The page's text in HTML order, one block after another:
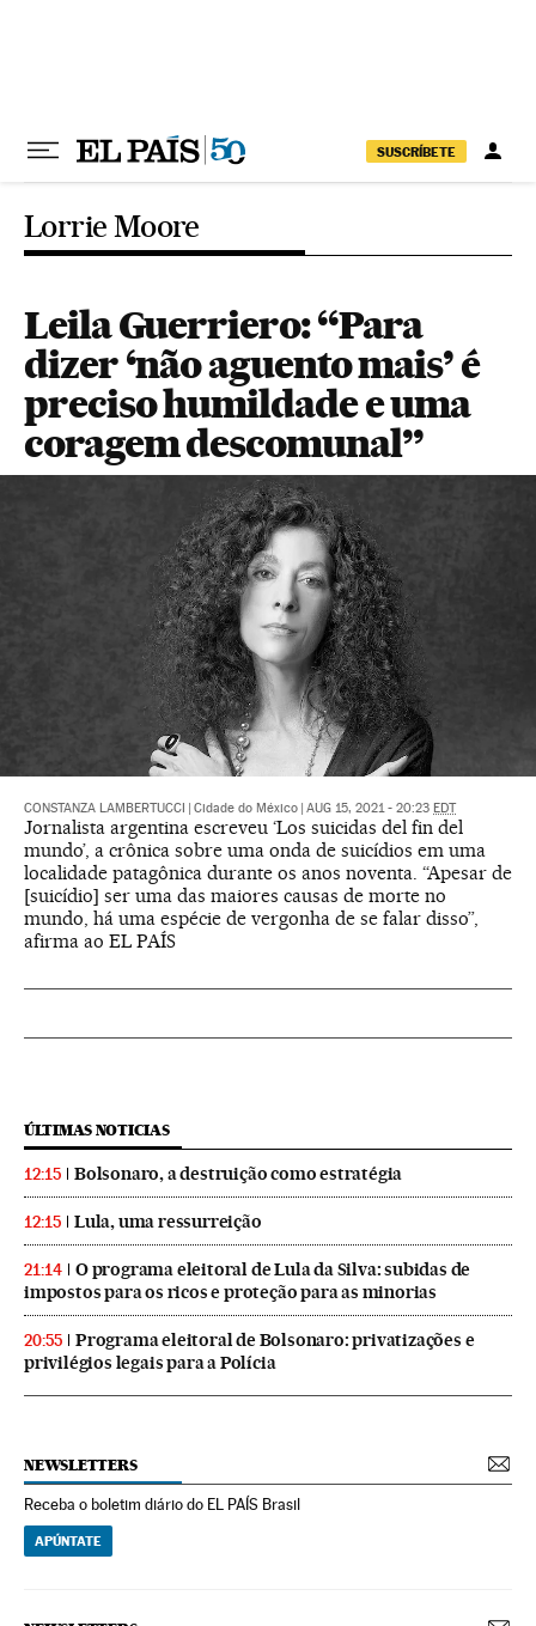
SUSCRÍBETE
Lorrie Moore
Leila Guerriero: “Para
dizer ‘não aguento mais’ é
preciso humildade e uma
coragem descomunal”
CONSTANZA LAMBERTUCCI Cidade do México AUG 15, 2021 - 20:23 EDT
Jornalista argentina escreveu ‘Los suicidas del fin del
mundo’, a crônica sobre uma onda de suicídios em uma
localidade patagônica durante os anos noventa. “Apesar de
[suicídio] ser uma das maiores causas de morte no
mundo, há uma espécie de vergonha de se falar disso”,
afirma ao EL PAÍS
ÚLTIMAS NOTICIAS
12:15 Bolsonaro, a destruição como estratégia
12:15 Lula, uma ressurreição
21:14
O programa eleitoral de Lula da Silva: subidas de
impostos para os ricos e proteção para as minorias
20:55
Programa eleitoral de Bolsonaro: privatizações e
privilégios legais para a Polícia
NEWSLETTERS
Receba o boletim diário do EL PAÍS Brasil
APÚNTATE